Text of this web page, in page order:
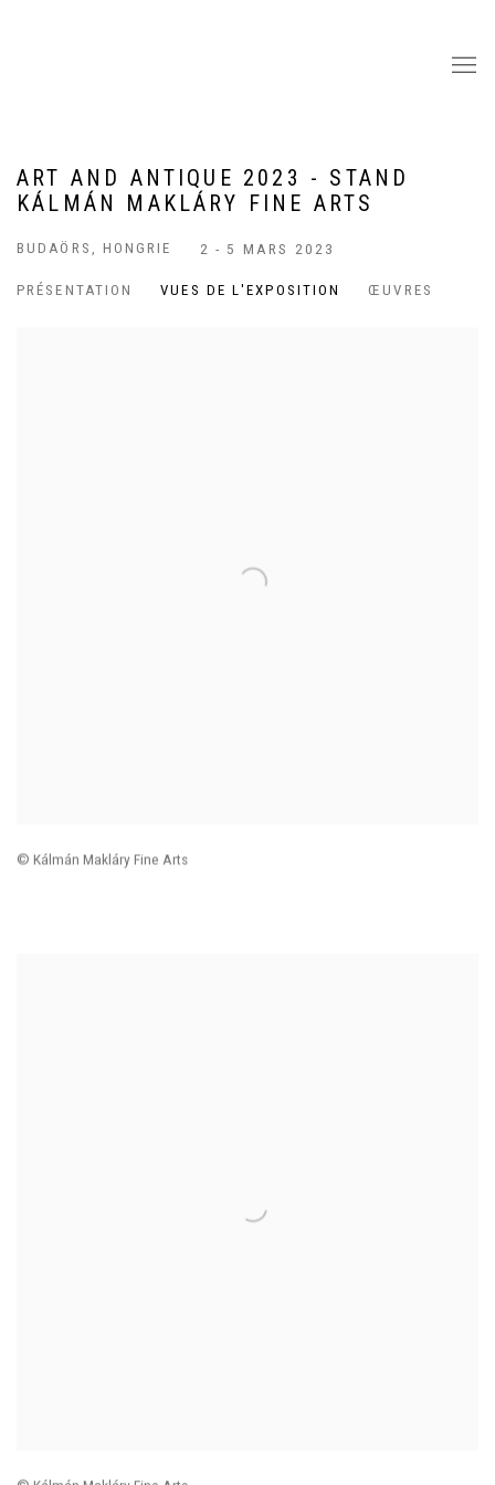
ART AND ANTIQUE 2023 - STAND
KÁLMÁN MAKLÁRY FINE ARTS
BUDAÖRS, HONGRIE 2 - 5 MARS 2023
PRÉSENTATION VUES DE L'EXPOSITION ŒUVRES
© Kálmán Makláry Fine Arts